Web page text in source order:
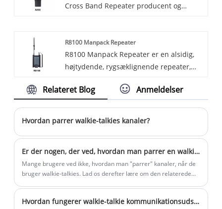
amatører over hele verden.
systemer er designet til at levere
sikkerhedsorganisationer og offentlige
myndigheder. Med avancerede
funktioner og robust design er vores
leder efter pålidelige, sikre
kommunikationsløsninger.
Cross Band Repeater producent og
R8100 Manpack Repeater
R8100 Manpack Repeater er en alsidig,
højtydende, rygsæklignende repeater,
feltoperationer, militærmissioner og
integrerer problemfrit digitale og analoge
batterilevetid, hvilket giver mulighed for
hurtig oprettelse af et
kommunikationsnetværk med en
dækningsradius på op til 20 kilometer i
områder uden netværksforbindelse.
R8100 fungerer som "nervecentret" for
Relateret Blog Anmeldelser
Hvordan parrer walkie-talkies kanaler?
Er der nogen, der ved, hvordan man parrer en walkie-talkie med en kanal?
Mange brugere ved ikke, hvordan man "parrer" kanaler, når de
bruger walkie-talkies. Lad os derefter lære om den relaterede
Hvordan fungerer walkie-talkie kommunikationsudstyr?